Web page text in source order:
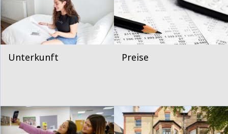
Unterkunft Preise